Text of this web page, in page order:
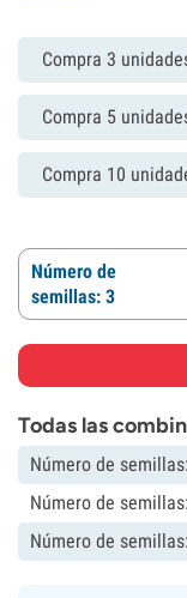
Compra 3
Compra 5
Compra 10
Número de
semillas: 3
Todas las
Número de
Número de
Número de